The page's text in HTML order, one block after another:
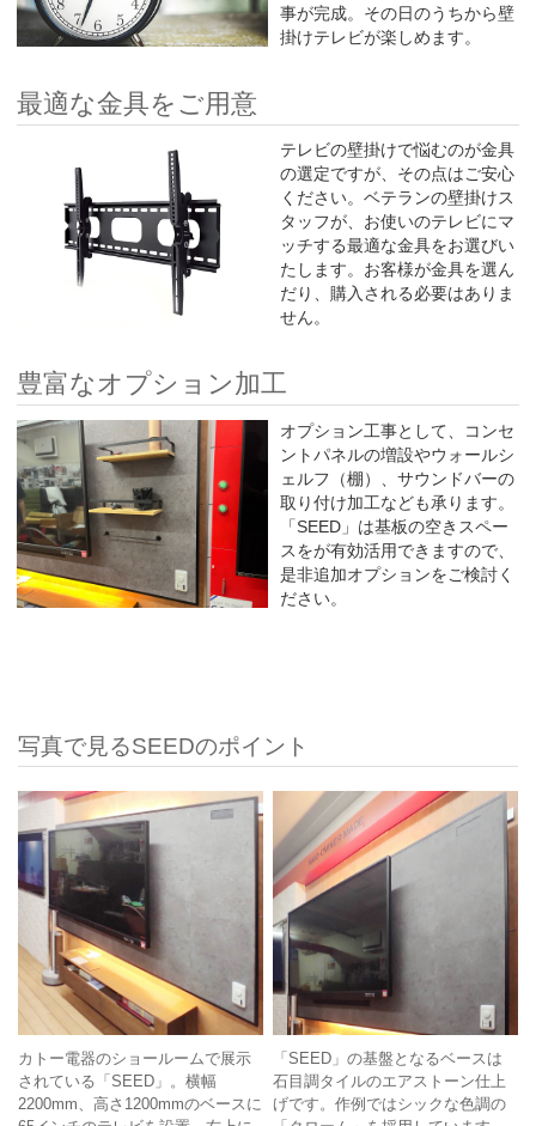
事が完成。その日のうちから壁
掛けテレビが楽しめます。
最適な金具をご用意
テレビの壁掛けで悩むのが金具
の選定ですが、その点はご安心
ください。ベテランの壁掛けス
タッフが、お使いのテレビにマ
ッチする最適な金具をお選びい
たします。お客様が金具を選ん
だり、購入される必要はありま
せん。
豊富なオプション加工
オプション工事として、コンセ
ントパネルの増設やウォールシ
ェルフ（棚）、サウンドバーの
取り付け加工なども承ります。
「SEED」は基板の空きスペー
スをが有効活用できますので、
是非追加オプションをご検討く
ださい。
写真で見るSEEDのポイント
カトー電器のショールームで展示
されている「SEED」。横幅
2200mm、高さ1200mmのベースに
「SEED」の基盤となるベースは
石目調タイルのエアストーン仕上
げです。作例ではシックな色調の